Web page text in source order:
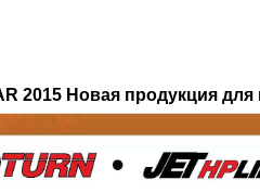
2015 Новая продукция